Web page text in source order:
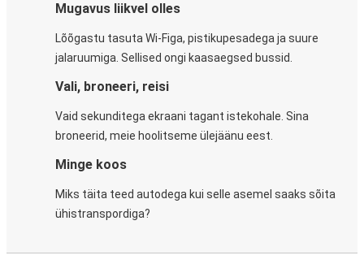
Mugavus liikvel olles
Lõõgastu tasuta Wi-Figa, pistikupesadega ja suure
jalaruumiga. Sellised ongi kaasaegsed bussid.
Vali, broneeri, reisi
Vaid sekunditega ekraani tagant istekohale. Sina
broneerid, meie hoolitseme ülejäänu eest.
Minge koos
Miks täita teed autodega kui selle asemel saaks sõita
ühistranspordiga?